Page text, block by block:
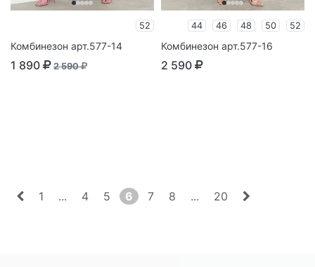
52
Комбинезон арт.577-14
1 890 2 590
44 46 48 50 52
Комбинезон арт.577-16
2 590
1 ... 4 5 6 7 8 ... 20